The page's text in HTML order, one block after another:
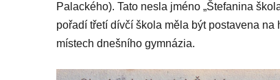
Palackého). Tato nesla jméno „Štefanina
pořadí třetí dívčí škola měla být postavena
místech dnešního gymnázia.